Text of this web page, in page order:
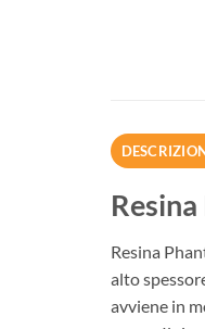
Resina
alto
avviene in